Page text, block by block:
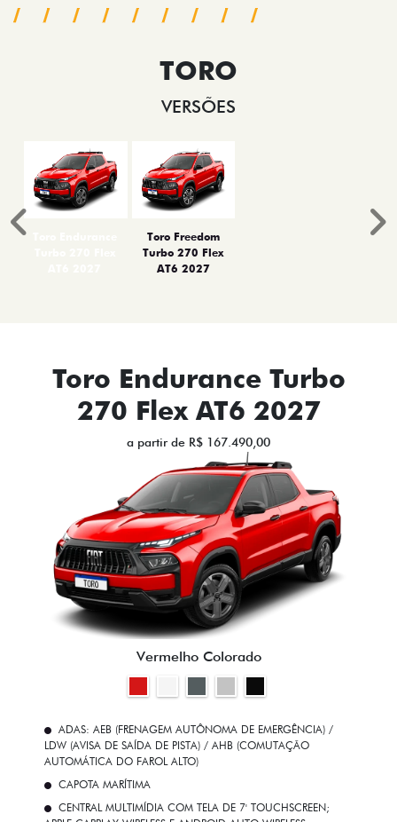
TORO
VERSÕES
Toro Freedom
Turbo 270 Flex
AT6 2027
Anterior
Toro Endurance Turbo
270 Flex AT6 2027
a partir de R$ 167.490,00
Vermelho Colorado
ADAS: AEB (FRENAGEM AUTÔNOMA DE EMERGÊNCIA) /
LDW (AVISA DE SAÍDA DE PISTA) / AHB (COMUTAÇÃO
AUTOMÁTICA DO FAROL ALTO)
CAPOTA MARÍTIMA
CENTRAL MULTIMÍDIA COM TELA DE 7' TOUCHSCREEN;